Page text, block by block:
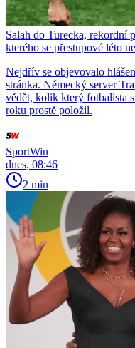
Salah do Turecka, rekordní
kterého se přestupové léto
Nejdřív se objevovalo
stránka. Německý server
vědět, kolik který fotbalista
roku prostě položil.
SportWin
dnes, 08:46
2 min